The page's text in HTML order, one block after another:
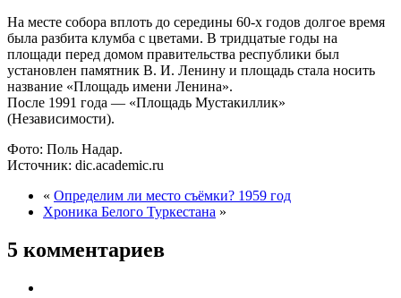
На месте собора вплоть до середины 60-х годов долгое время
была разбита клумба с цветами. В тридцатые годы на
площади перед домом правительства республики был
установлен памятник В. И. Ленину и площадь стала носить
название «Площадь имени Ленина».
После 1991 года — «Площадь Мустакиллик»
(Независимости).
Фото: Поль Надар.
Источник: dic.academic.ru
« Определим ли место съёмки? 1959 год
Хроника Белого Туркестана »
5 комментариев